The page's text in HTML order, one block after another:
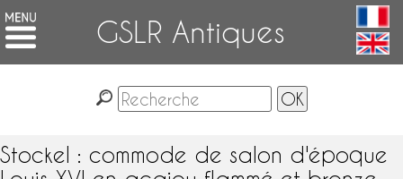
GSLR Antiques
Stockel : commode de salon d'époque